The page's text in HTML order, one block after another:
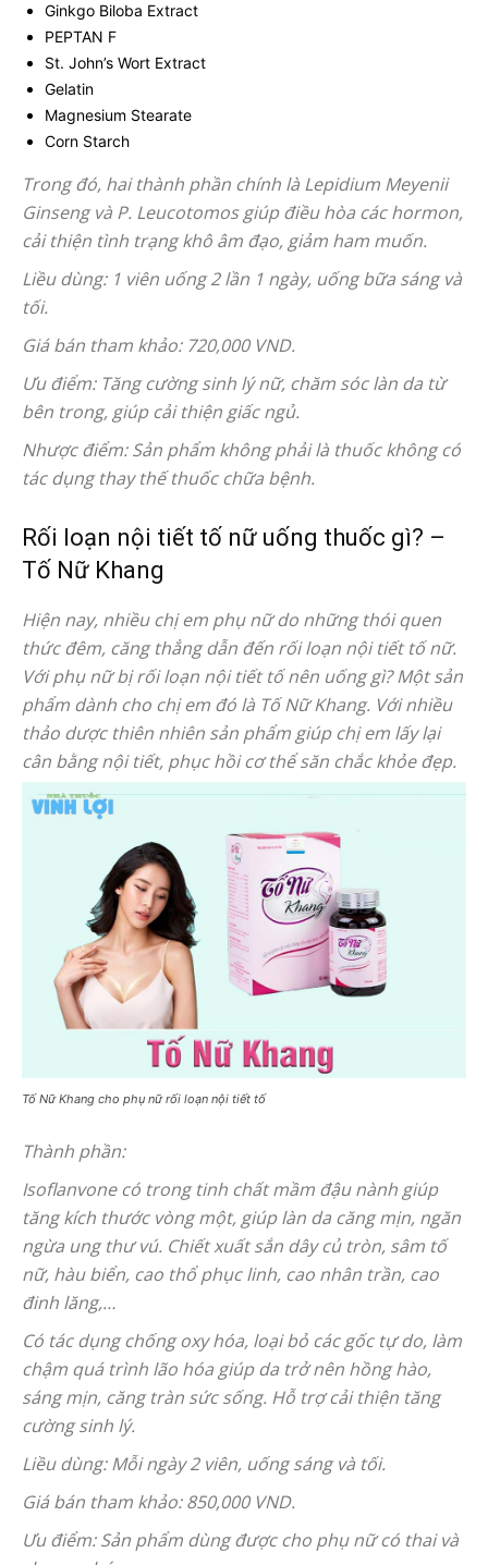
Ginkgo Biloba Extract
PEPTAN F
St. John’s Wort Extract
Gelatin
Magnesium Stearate
Corn Starch
Trong đó, hai thành phần chính là Lepidium Meyenii
Ginseng và P. Leucotomos giúp điều hòa các hormon,
cải thiện tình trạng khô âm đạo, giảm ham muốn.
Liều dùng: 1 viên uống 2 lần 1 ngày, uống bữa sáng và
tối.
Giá bán tham khảo: 720,000 VND.
Ưu điểm: Tăng cường sinh lý nữ, chăm sóc làn da từ
bên trong, giúp cải thiện giấc ngủ.
Nhược điểm: Sản phẩm không phải là thuốc không có
tác dụng thay thế thuốc chữa bệnh.
Rối loạn nội tiết tố nữ uống thuốc gì? –
Tố Nữ Khang
Hiện nay, nhiều chị em phụ nữ do những thói quen
thức đêm, căng thẳng dẫn đến rối loạn nội tiết tố nữ.
Với phụ nữ bị rối loạn nội tiết tố nên uống gì? Một sản
phẩm dành cho chị em đó là Tố Nữ Khang. Với nhiều
thảo dược thiên nhiên sản phẩm giúp chị em lấy lại
cân bằng nội tiết, phục hồi cơ thể săn chắc khỏe đẹp.
Tố Nữ Khang cho phụ nữ rối loạn nội tiết tố
Thành phần:
Isoflanvone có trong tinh chất mầm đậu nành giúp
tăng kích thước vòng một, giúp làn da căng mịn, ngăn
ngừa ung thư vú. Chiết xuất sắn dây củ tròn, sâm tố
nữ, hàu biển, cao thổ phục linh, cao nhân trần, cao
đinh lăng,…
Có tác dụng chống oxy hóa, loại bỏ các gốc tự do, làm
chậm quá trình lão hóa giúp da trở nên hồng hào,
sáng mịn, căng tràn sức sống. Hỗ trợ cải thiện tăng
cường sinh lý.
Liều dùng: Mỗi ngày 2 viên, uống sáng và tối.
Giá bán tham khảo: 850,000 VND.
Ưu điểm: Sản phẩm dùng được cho phụ nữ có thai và